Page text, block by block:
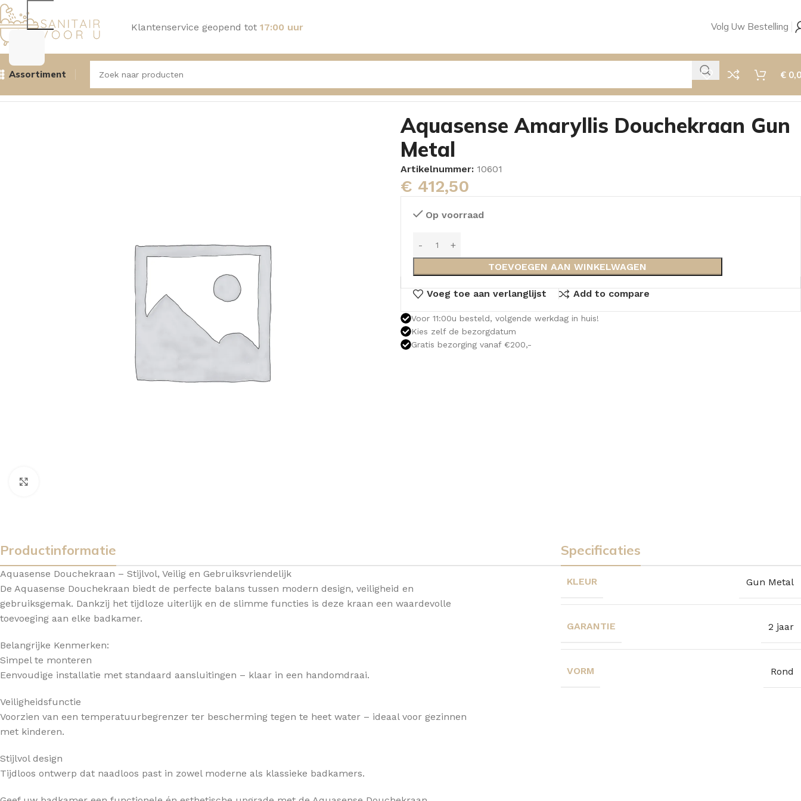
Klantenservice geopend tot 17:00 uur Volg Uw Bestelling
Assortiment
TOPBLADEN
€
Douchekranen Aquasense Amaryllis Douchekraan Gun Metal
Aquasense Amaryllis Douchekraan Gun
Metal
Artikelnummer: 10601
€ 412,50
Op voorraad
TOEVOEGEN AAN WINKELWAGEN
Voeg toe aan verlanglijst Add to compare
Voor 11:00u besteld, volgende werkdag in huis!
Kies zelf de bezorgdatum
Gratis bezorging vanaf €200,-
Productinformatie
Aquasense Douchekraan – Stijlvol, Veilig en Gebruiksvriendelijk
De Aquasense Douchekraan biedt de perfecte balans tussen modern design, veiligheid en
gebruiksgemak. Dankzij het tijdloze uiterlijk en de slimme functies is deze kraan een waardevolle
toevoeging aan elke badkamer.
Belangrijke Kenmerken:
Simpel te monteren
Eenvoudige installatie met standaard aansluitingen – klaar in een handomdraai.
Veiligheidsfunctie
Voorzien van een temperatuurbegrenzer ter bescherming tegen te heet water – ideaal voor gezinnen
met kinderen.
Stijlvol design
Tijdloos ontwerp dat naadloos past in zowel moderne als klassieke badkamers.
Specificaties
KLEUR Gun Metal
GARANTIE 2 jaar
VORM Rond